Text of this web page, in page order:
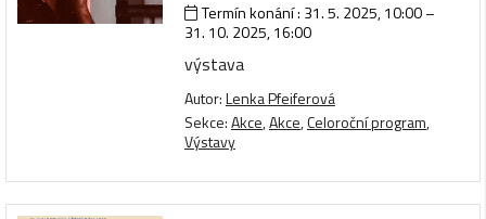
Termín konání : 31. 5. 2025, 10:00–
31. 10. 2025, 16:00
výstava
Autor:Lenka Pfeiferová
Sekce:Akce,Akce,Celoroční program,
Výstavy